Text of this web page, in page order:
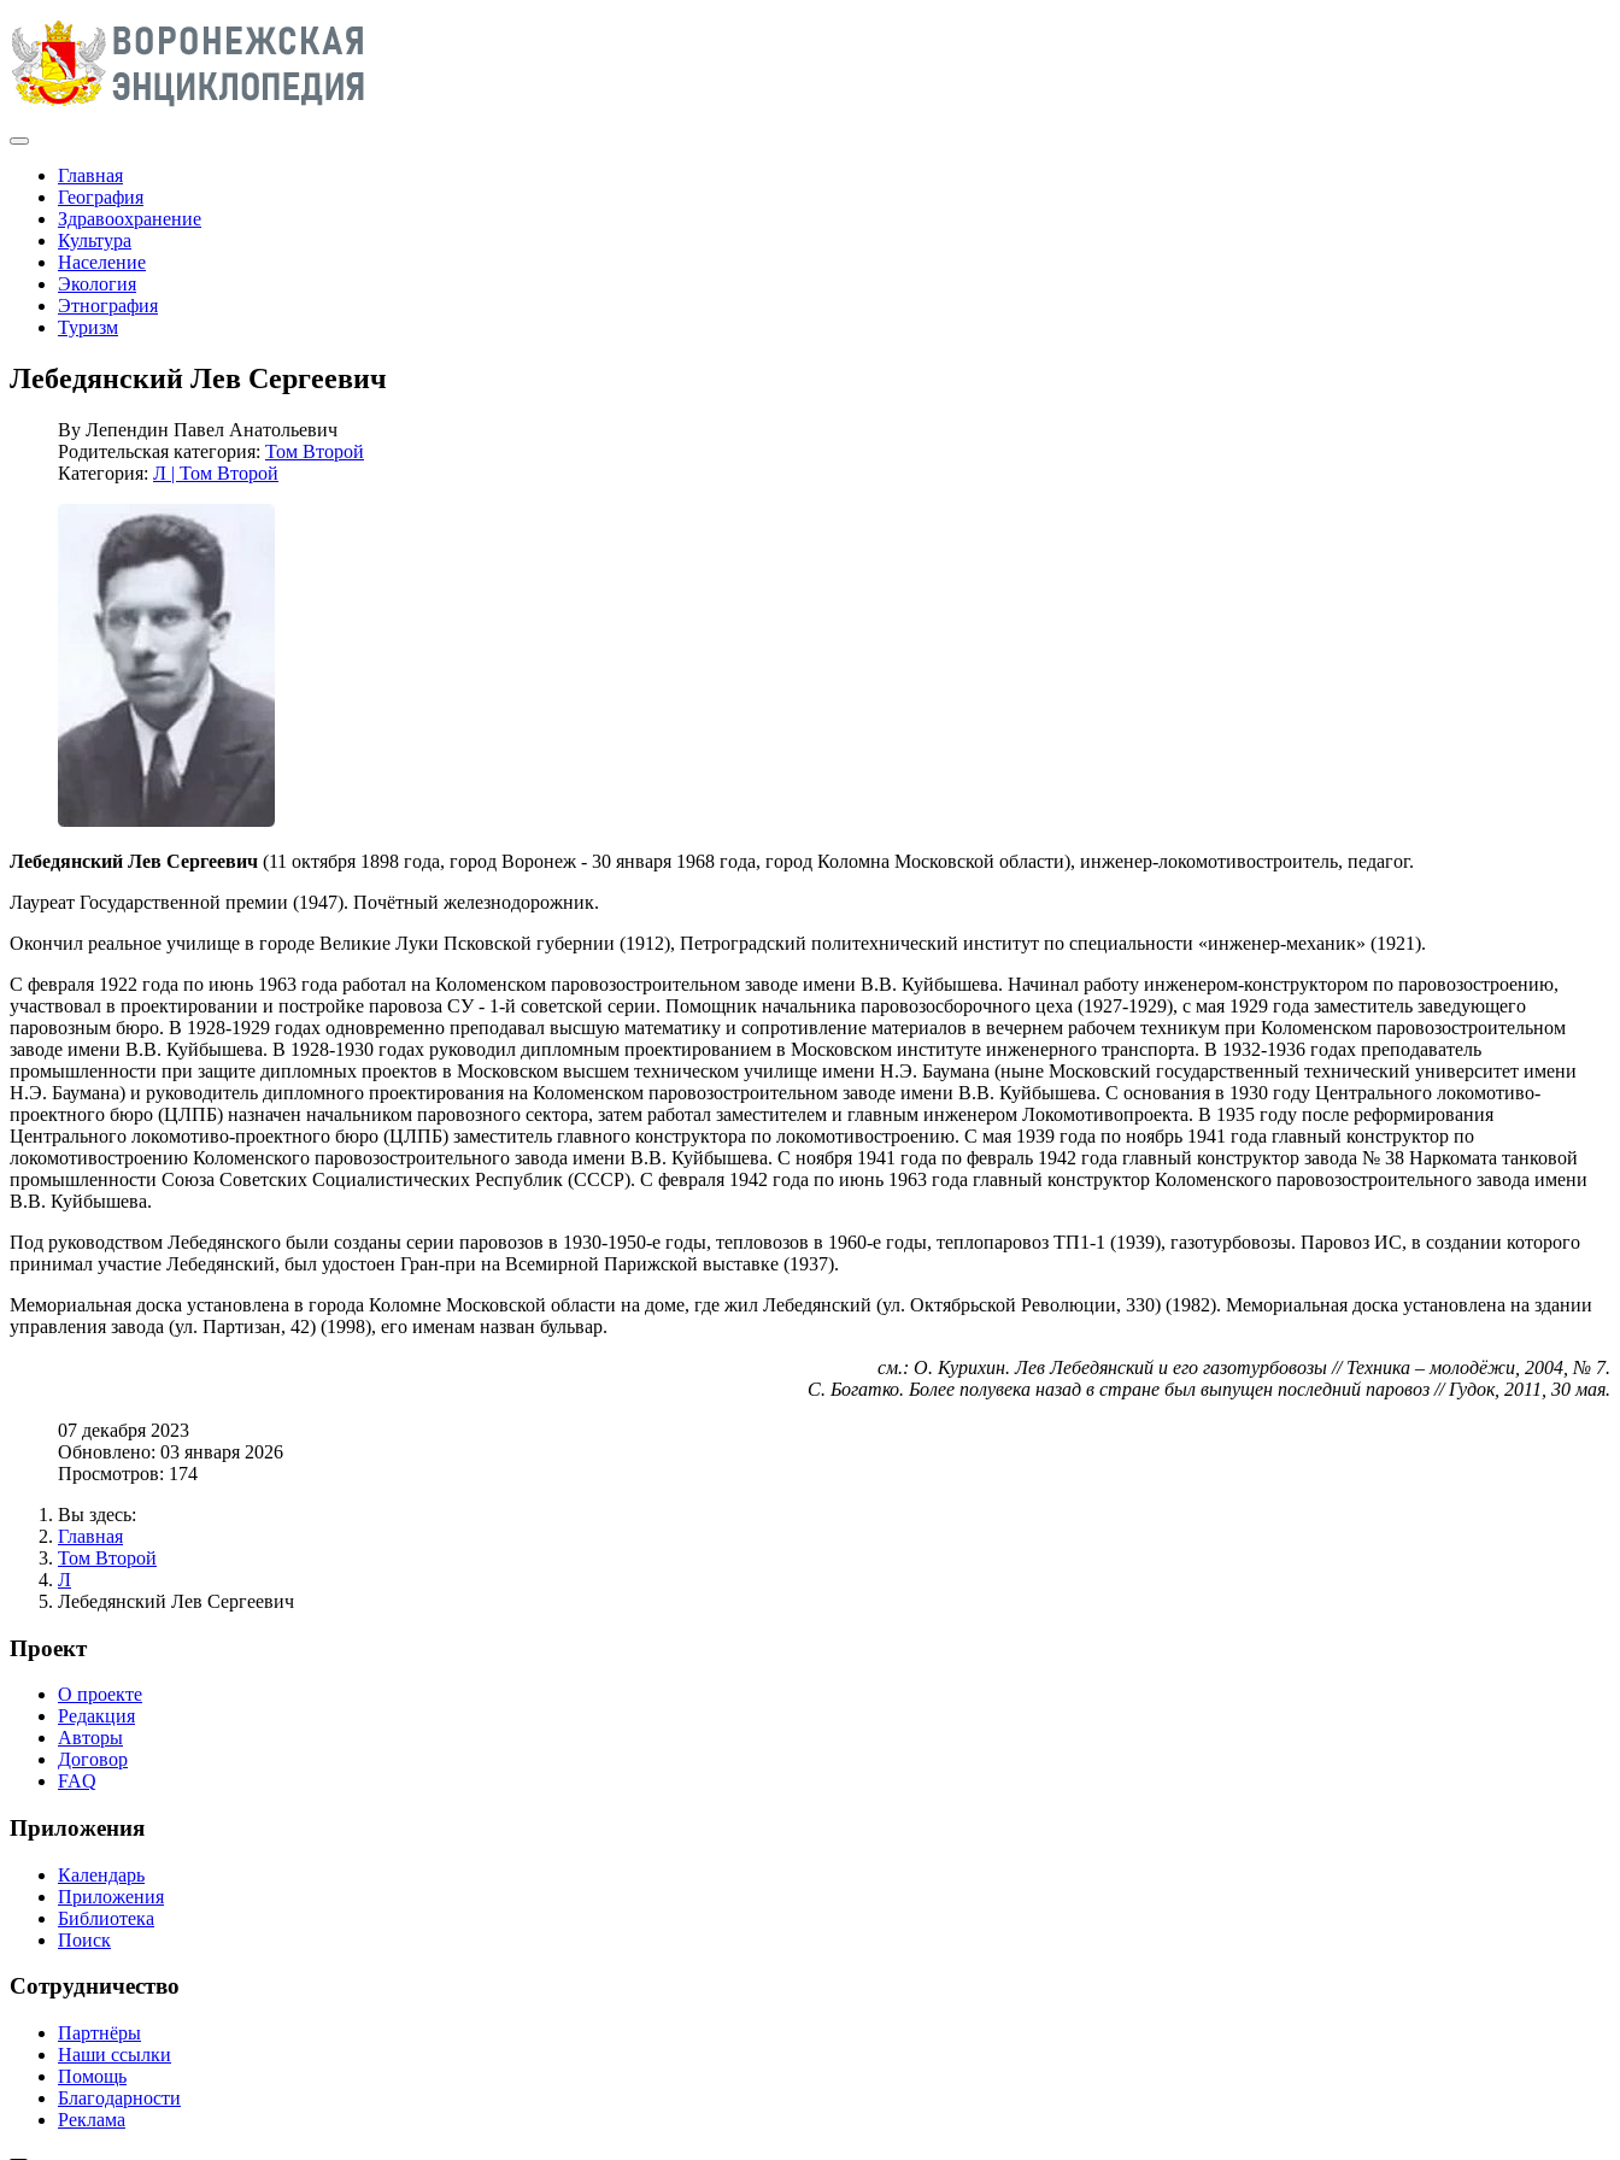
Главная
География
Здравоохранение
Культура
Население
Экология
Этнография
Туризм
Лебедянский Лев Сергеевич
By Лепендин Павел Анатольевич
Родительская категория: Том Второй
Категория: Л | Том Второй
Лебедянский Лев Сергеевич (11 октября 1898 года, город Воронеж - 30 января 1968 года, город Коломна Московской области), инженер-локомотивостроитель, педагог.
Лауреат Государственной премии (1947). Почётный железнодорожник.
Окончил реальное училище в городе Великие Луки Псковской губернии (1912), Петроградский политехнический институт по специальности «инженер-механик» (1921).
С февраля 1922 года по июнь 1963 года работал на Коломенском паровозостроительном заводе имени В.В. Куйбышева. Начинал работу инженером-конструктором по паровозостроению,
участвовал в проектировании и постройке паровоза СУ - 1-й советской серии. Помощник начальника паровозосборочного цеха (1927-1929), с мая 1929 года заместитель заведующего
паровозным бюро. В 1928-1929 годах одновременно преподавал высшую математику и сопротивление материалов в вечернем рабочем техникум при Коломенском паровозостроительном
заводе имени В.В. Куйбышева. В 1928-1930 годах руководил дипломным проектированием в Московском институте инженерного транспорта. В 1932-1936 годах преподаватель
промышленности при защите дипломных проектов в Московском высшем техническом училище имени Н.Э. Баумана (ныне Московский государственный технический университет имени
Н.Э. Баумана) и руководитель дипломного проектирования на Коломенском паровозостроительном заводе имени В.В. Куйбышева. С основания в 1930 году Центрального локомотиво-
проектного бюро (ЦЛПБ) назначен начальником паровозного сектора, затем работал заместителем и главным инженером Локомотивопроекта. В 1935 году после реформирования
Центрального локомотиво-проектного бюро (ЦЛПБ) заместитель главного конструктора по локомотивостроению. С мая 1939 года по ноябрь 1941 года главный конструктор по
локомотивостроению Коломенского паровозостроительного завода имени В.В. Куйбышева. С ноября 1941 года по февраль 1942 года главный конструктор завода № 38 Наркомата танковой
промышленности Союза Советских Социалистических Республик (СССР). С февраля 1942 года по июнь 1963 года главный конструктор Коломенского паровозостроительного завода имени
В.В. Куйбышева.
Под руководством Лебедянского были созданы серии паровозов в 1930-1950-е годы, тепловозов в 1960-е годы, теплопаровоз ТП1-1 (1939), газотурбовозы. Паровоз ИС, в создании которого
принимал участие Лебедянский, был удостоен Гран-при на Всемирной Парижской выставке (1937).
Мемориальная доска установлена в города Коломне Московской области на доме, где жил Лебедянский (ул. Октябрьской Революции, 330) (1982). Мемориальная доска установлена на здании
управления завода (ул. Партизан, 42) (1998), его именам назван бульвар.
см.: О. Курихин. Лев Лебедянский и его газотурбовозы // Техника – молодёжи, 2004, № 7.
С. Богатко. Более полувека назад в стране был выпущен последний паровоз // Гудок, 2011, 30 мая.
07 декабря 2023
Обновлено: 03 января 2026
Просмотров: 174
Вы здесь:
Главная
Том Второй
Л
Лебедянский Лев Сергеевич
Проект
О проекте
Редакция
Авторы
Договор
FAQ
Приложения
Календарь
Приложения
Библиотека
Поиск
Сотрудничество
Партнёры
Наши ссылки
Помощь
Благодарности
Реклама